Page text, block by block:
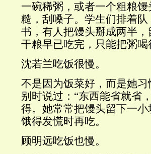
一碗稀粥，或者一个粗粮
糙，刮嗓子。学生们排着
书，有人把馒头掰成两半
干粮早已吃完，只能把粥
沈若兰吃饭很慢。
不是因为饭菜好，而是她
别时说过：“东西能省就省
得。她常常把馒头留下一
饿得发慌时再吃。
顾明远吃饭也慢。